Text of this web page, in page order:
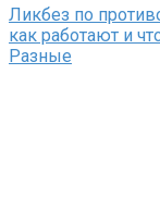
Ликбез по
как работают и
Разные